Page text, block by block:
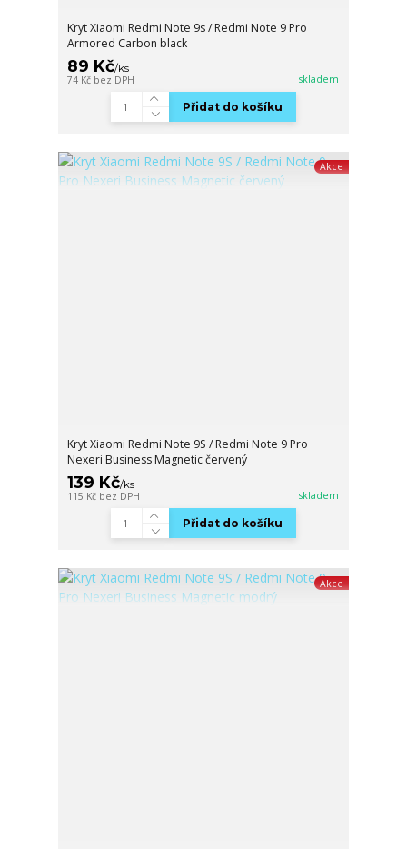
Kryt Xiaomi Redmi Note 9s / Redmi Note 9 Pro
Armored Carbon black
89 Kč/ks
74 Kč bez DPH skladem
Přidat do košíku
Akce
Kryt Xiaomi Redmi Note 9S / Redmi Note 9 Pro
Nexeri Business Magnetic červený
139 Kč/ks
115 Kč bez DPH skladem
Přidat do košíku
Akce